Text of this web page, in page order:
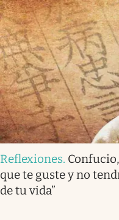
Reflexiones.
que te guste y no
de tu vida”